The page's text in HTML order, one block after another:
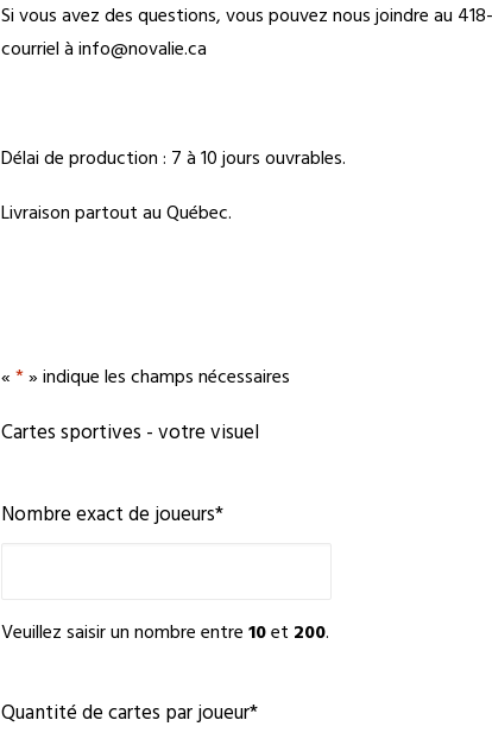
Si vous avez des questions, vous pouvez nous joindre au
courriel àinfo@novalie.ca
Délai de production : 7 à 10 jours ouvrables.
Livraison partout au Québec.
«*» indique les champs nécessaires
Cartes sportives - votre visuel
Nombre exact de joueurs*
Veuillez saisir un nombre entre10et 200.
Quantité de cartes par joueur*